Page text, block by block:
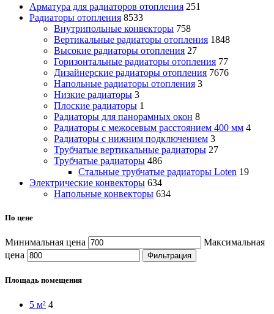
Арматура для радиаторов отопления 251
Радиаторы отопления 8533
Внутрипольные конвекторы 758
Вертикальные радиаторы отопления 1848
Высокие радиаторы отопления 27
Горизонтальные радиаторы отопления 77
Дизайнерские радиаторы отопления 7676
Напольные радиаторы отопления 3
Низкие радиаторы 3
Плоские радиаторы 1
Радиаторы для панорамных окон 8
Радиаторы с межосевым расстоянием 400 мм 4
Радиаторы с нижним подключением 3
Трубчатые вертикальные радиаторы 27
Трубчатые радиаторы 486
Cтальные трубчатые радиаторы Loten 19
Электрические конвекторы 634
Напольные конвекторы 634
По цене
Минимальная цена
Максимальная
цена
Фильтрация
Площадь помещения
5 м² 4